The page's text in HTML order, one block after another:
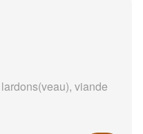
viande